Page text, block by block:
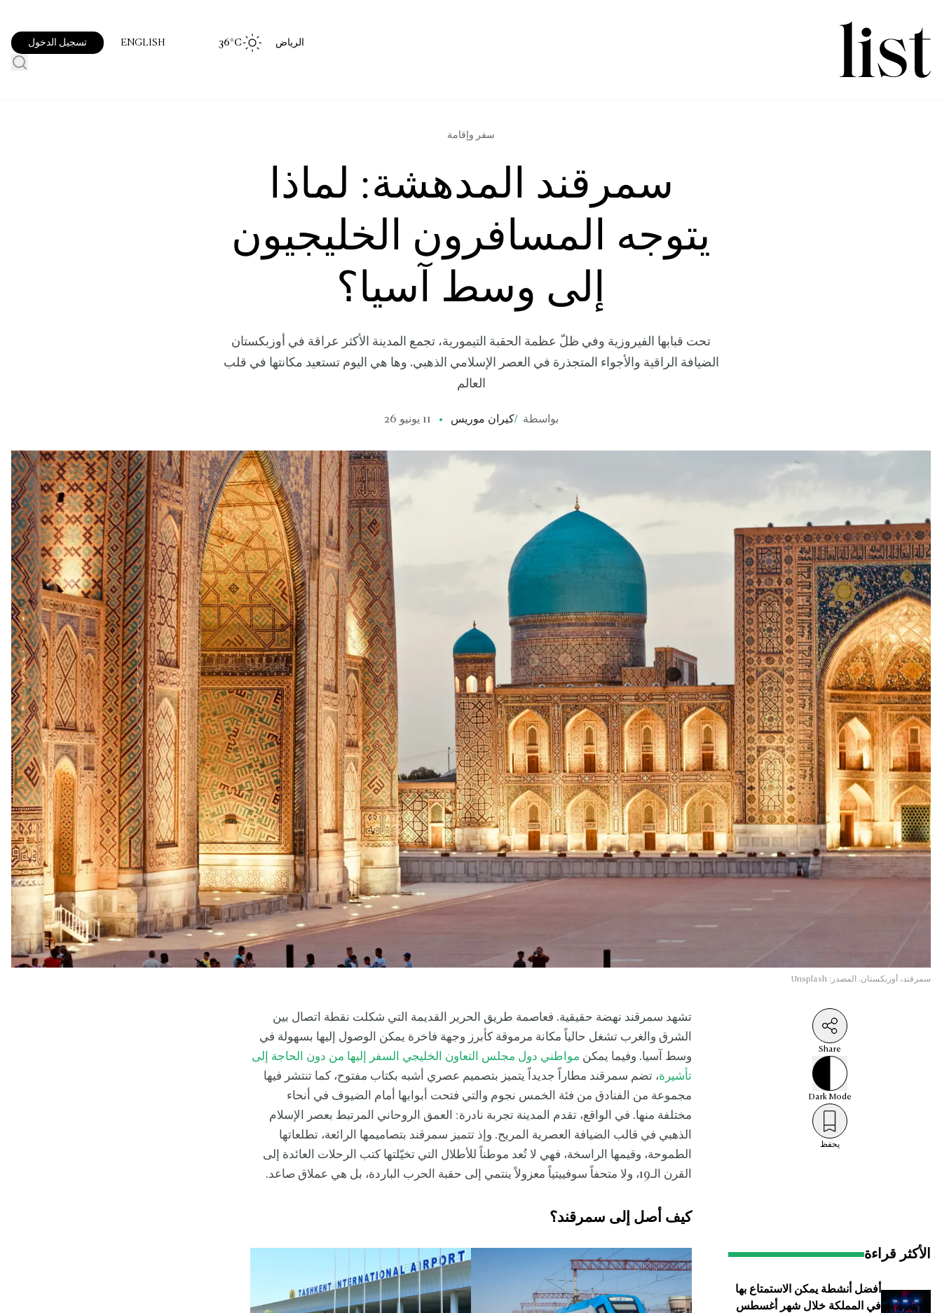
الرياض 36 °C
ENGLISH تسجيل الدخول
سفر وإقامة
سمرقند المدهشة: لماذا
يتوجه المسافرون الخليجيون
إلى وسط آسيا؟
تحت قبابها الفيروزية وفي ظلّ عظمة الحقبة التيمورية، تجمع المدينة الأكثر عراقة في أوزبكستان
الضيافة الراقية والأجواء المتجذرة في العصر الإسلامي الذهبي. وها هي اليوم تستعيد مكانتها في قلب
العالم
بواسطة /كيران موريس 11 يونيو 26
سمرقند، أوزبكستان. المصدر: Unsplash
Share
DarkMode
يحفظ
الأكثر قراءة
أفضل أنشطة يمكن الاستمتاع بها
في المملكة خلال شهر أغسطس
تشهد سمرقند نهضة حقيقية. فعاصمة طريق الحرير القديمة التي شكلت نقطة اتصال بين
الشرق والغرب تشغل حالياً مكانة مرموقة كأبرز وجهة فاخرة يمكن الوصول إليها بسهولة في
وسط آسيا. وفيما يمكن مواطني دول مجلس التعاون الخليجي السفر إليها من دون الحاجة إلى
تأشيرة، تضم سمرقند مطاراً جديداً يتميز بتصميم عصري أشبه بكتاب مفتوح، كما تنتشر فيها
مجموعة من الفنادق من فئة الخمس نجوم والتي فتحت أبوابها أمام الضيوف في أنحاء
مختلفة منها. في الواقع، تقدم المدينة تجربة نادرة: العمق الروحاني المرتبط بعصر الإسلام
الذهبي في قالب الضيافة العصرية المريح. وإذ تتميز سمرقند بتصاميمها الرائعة، تطلعاتها
الطموحة، وقيمها الراسخة، فهي لا تُعد موطناً للأطلال التي تخيّلتها كتب الرحلات العائدة إلى
القرن الـ19، ولا متحفاً سوفييتياً معزولاً ينتمي إلى حقبة الحرب الباردة، بل هي عملاق صاعد.
كيف أصل إلى سمرقند؟